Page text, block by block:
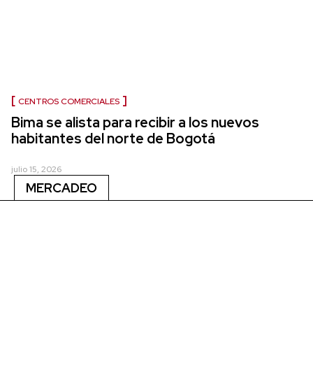
CENTROS COMERCIALES
Bima se alista para recibir a los nuevos
habitantes del norte de Bogotá
julio 15, 2026
MERCADEO